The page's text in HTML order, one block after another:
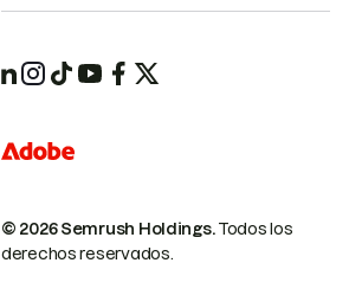
© 2026 Semrush Holdings.Todos los
derechos reservados.